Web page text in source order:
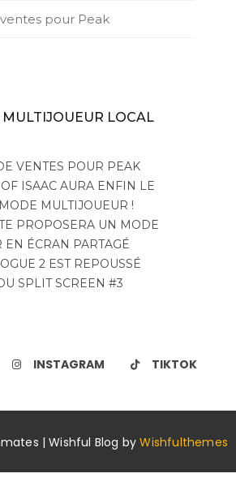
pour Peak
MULTIJOUEUR LOCAL
VENTES POUR PEAK
ISAAC AURA ENFIN LE
MULTIJOUEUR !
PROPOSERA UN MODE
EN ÉCRAN PARTAGÉ
2 EST REPOUSSÉ
SPLIT SCREEN #3
INSTAGRAM TIKTOK
| Wishful Blog byWishfulthemes